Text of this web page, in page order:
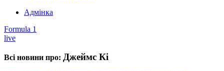
Адмінка
Formula 1
live
Всі новини про: Джеймс Кі